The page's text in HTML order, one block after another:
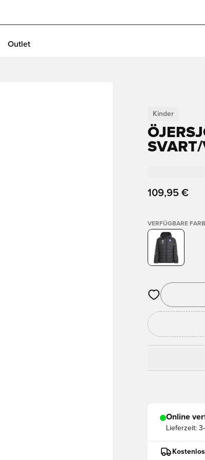
Outlet
Kinder
109,95 €
VERFÜGBARE
Öffnet ein
Online
Lieferzeit: